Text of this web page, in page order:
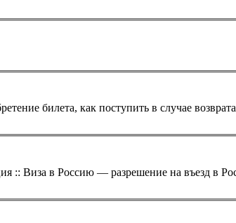
билета, как поступить в случае возврата